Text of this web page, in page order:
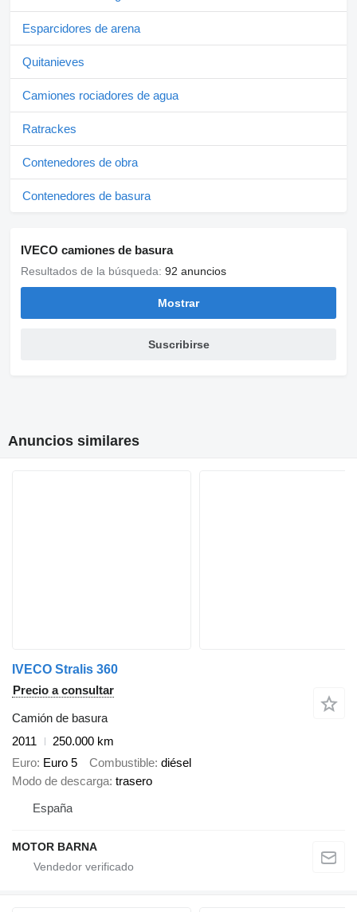
Esparcidores de arena
Quitanieves
Camiones rociadores de agua
Ratrackes
Contenedores de obra
Contenedores de basura
IVECO camiones de basura
Resultados de la búsqueda: 92 anuncios
Mostrar
Suscribirse
Anuncios similares
IVECO Stralis 360
Precio a consultar
Camión de basura
2011
250.000 km
Euro Euro 5 Combustible diésel
Modo de descarga trasero
España
MOTOR BARNA